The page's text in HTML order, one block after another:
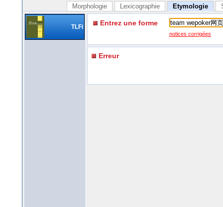
Morphologie Lexicographie Etymologie
TLFi Entrez une forme
notices corrigées
Erreur